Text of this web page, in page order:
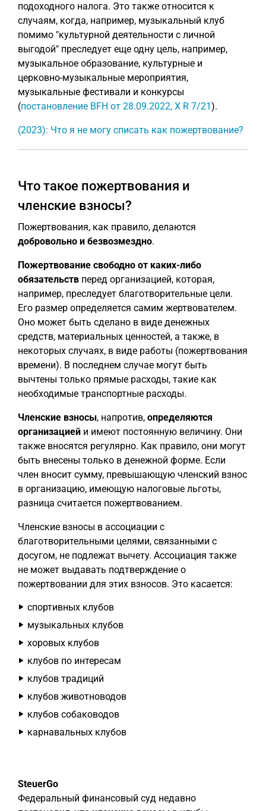
подоходного налога. Это также относится к
случаям, когда, например, музыкальный клуб
помимо "культурной деятельности с личной
выгодой" преследует еще одну цель, например,
музыкальное образование, культурные и
церковно-музыкальные мероприятия,
музыкальные фестивали и конкурсы
(постановление BFH от 28.09.2022, X R 7/21).
(2023): Что я не могу списать как пожертвование?
Что такое пожертвования и
членские взносы?
Пожертвования, как правило, делаются
добровольно и безвозмездно.
Пожертвование свободно от каких-либо
обязательств перед организацией, которая,
например, преследует благотворительные цели.
Его размер определяется самим жертвователем.
Оно может быть сделано в виде денежных
средств, материальных ценностей, а также, в
некоторых случаях, в виде работы (пожертвования
времени). В последнем случае могут быть
вычтены только прямые расходы, такие как
необходимые транспортные расходы.
Членские взносы, напротив, определяются
организацией и имеют постоянную величину. Они
также вносятся регулярно. Как правило, они могут
быть внесены только в денежной форме. Если
член вносит сумму, превышающую членский взнос
в организацию, имеющую налоговые льготы,
разница считается пожертвованием.
Членские взносы в ассоциации с
благотворительными целями, связанными с
досугом, не подлежат вычету. Ассоциация также
не может выдавать подтверждение о
пожертвовании для этих взносов. Это касается:
спортивных клубов
музыкальных клубов
хоровых клубов
клубов по интересам
клубов традиций
клубов животноводов
клубов собаководов
карнавальных клубов
SteuerGo
Федеральный финансовый суд недавно